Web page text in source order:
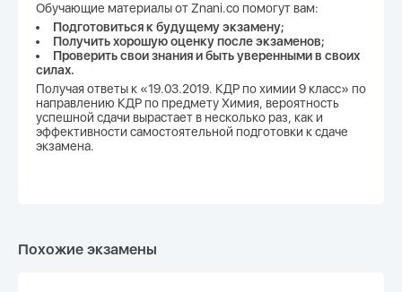
Обучающие материалы от Znani.co помогут вам:
Подготовиться к будущему экзамену;
Получить хорошую оценку после экзаменов;
Проверить свои знания и быть уверенными в своих
силах.
Получая ответы к «19.03.2019. КДР по химии 9 класс» по
направлению КДР по предмету Химия, вероятность
успешной сдачи вырастает в несколько раз, как и
эффективности самостоятельной подготовки к сдаче
экзамена.
Похожие экзамены